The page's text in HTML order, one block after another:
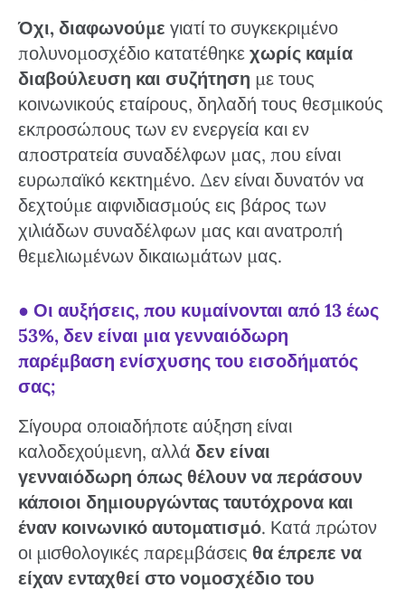
Όχι, διαφωνούμε γιατί το συγκεκριμένο
πολυνομοσχέδιο κατατέθηκε χωρίς καμία
διαβούλευση και συζήτηση με τους
κοινωνικούς εταίρους, δηλαδή τους θεσμικούς
εκπροσώπους των εν ενεργεία και εν
αποστρατεία συναδέλφων μας, που είναι
ευρωπαϊκό κεκτημένο. Δεν είναι δυνατόν να
δεχτούμε αιφνιδιασμούς εις βάρος των
χιλιάδων συναδέλφων μας και ανατροπή
θεμελιωμένων δικαιωμάτων μας.
● Οι αυξήσεις, που κυμαίνονται από 13 έως
53%, δεν είναι μια γενναιόδωρη
παρέμβαση ενίσχυσης του εισοδήματός
σας;
Σίγουρα οποιαδήποτε αύξηση είναι
καλοδεχούμενη, αλλά δεν είναι
γενναιόδωρη όπως θέλουν να περάσουν
κάποιοι δημιουργώντας ταυτόχρονα και
έναν κοινωνικό αυτοματισμό. Κατά πρώτον
οι μισθολογικές παρεμβάσεις θα έπρεπε να
είχαν ενταχθεί στο νομοσχέδιο του